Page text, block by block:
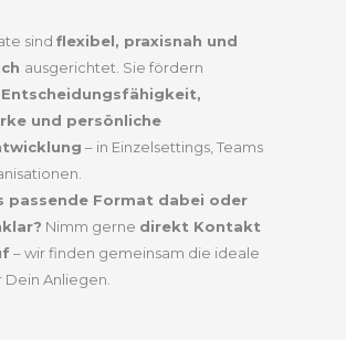
individuell auf die Ziele und
abgestimmt werden –
oder
Neuorientierung.
sind flexibel, praxisnah und
ausgerichtet. Sie fördern
und persönliche
– in Einzelsettings, Teams
passende Format dabei oder
Nimm gerne direkt Kontakt
– wir finden gemeinsam die ideale
Dein Anliegen.